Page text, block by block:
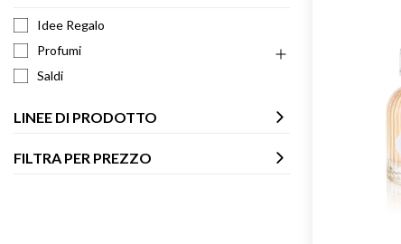
È entrata nel mondo dei profumi esattamente 10
anni dopo, con il lancio della fragranza Fiori
Bianchi. Nel 1988 è nato un altro profumo di
venduti e poco dopo è stato seguito dalla
Idee Regalo
Profumi
Saldi
LINEE DI PRODOTTO
FILTRA PER PREZZO